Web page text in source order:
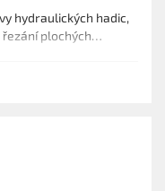
hydraulických hadic,
plochých